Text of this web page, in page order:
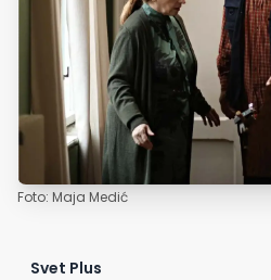
Foto: Maja Medić
Svet Plus